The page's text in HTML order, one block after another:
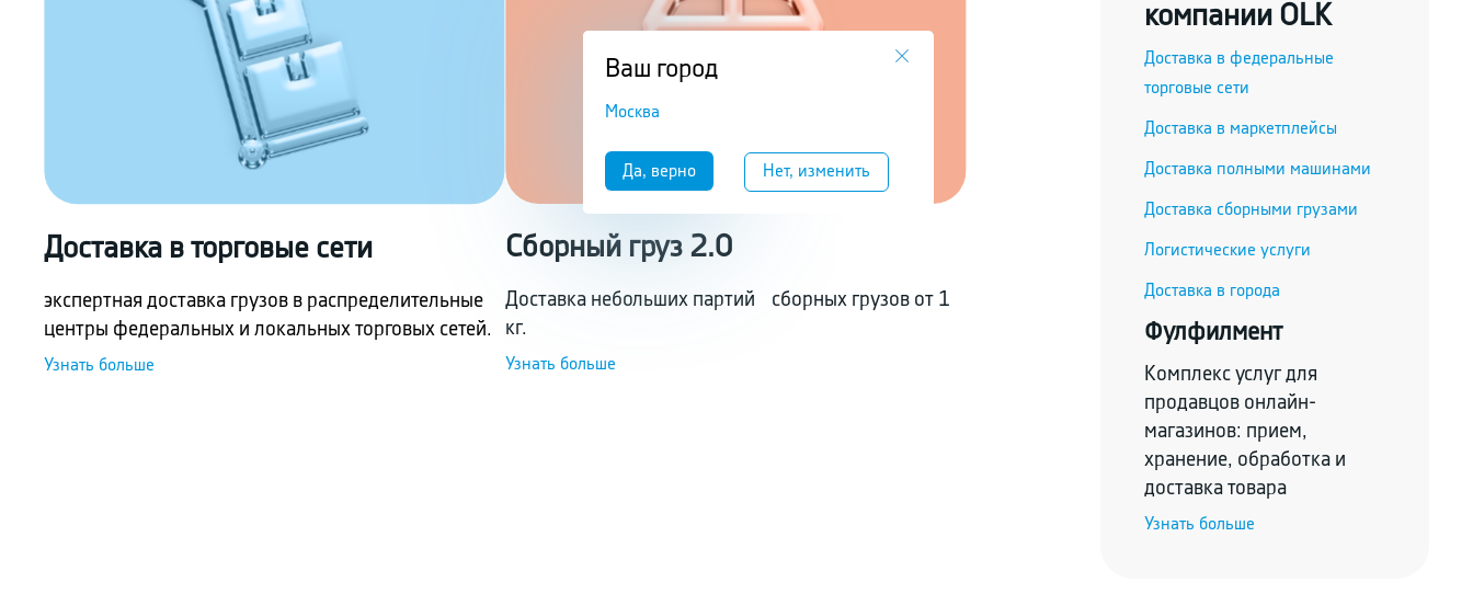
Доставка в торговые сети
экспертная доставка грузов в распределительные
центры федеральных и локальных торговых сетей.
Узнать больше
Сборный груз 2.0
Доставка небольших партий сборных грузов от 1
кг.
Узнать больше
компании OLK
Доставка в федеральные
торговые сети
Доставка в маркетплейсы
Доставка полными машинами
Доставка сборными грузами
Логистические услуги
Доставка в города
Фулфилмент
Комплекс услуг для
продавцов онлайн-
магазинов: прием,
хранение, обработка и
доставка товара
Узнать больше
Ваш город
Москва